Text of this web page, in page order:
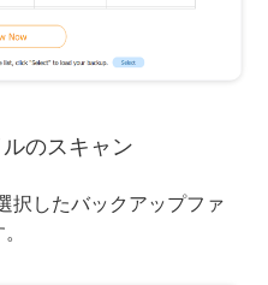
のスキャン
択したバックアップファ